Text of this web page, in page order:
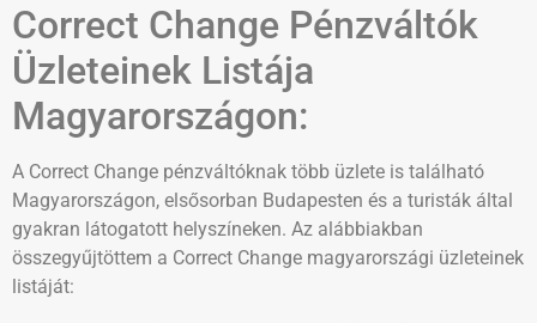
Correct Change Pénzváltók
Üzleteinek Listája
Magyarországon:
A Correct Change pénzváltóknak több üzlete is található
Magyarországon, elsősorban Budapesten és a turisták által
gyakran látogatott helyszíneken. Az alábbiakban
összegyűjtöttem a Correct Change magyarországi üzleteinek
listáját: